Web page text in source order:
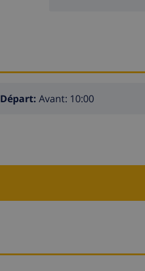
Départ: Avant: 10:00